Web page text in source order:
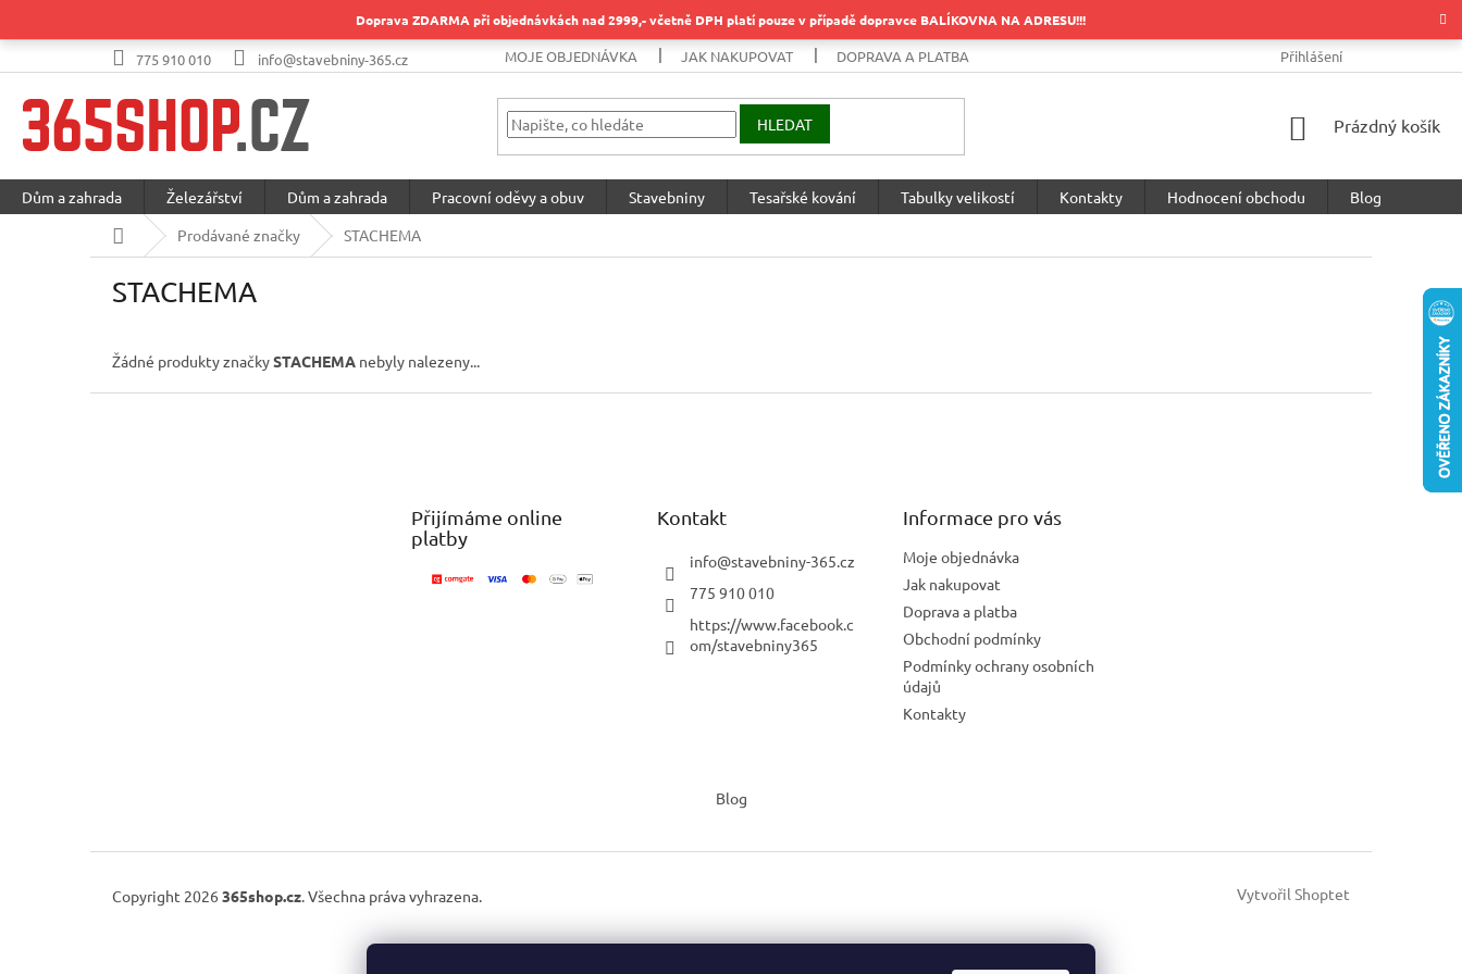
Doprava ZDARMA při objednávkách nad 2999,- včetně DPH platí pouze v případě dopravce BALÍKOVNA NA ADRESU!!!
775 910 010 info@stavebniny-365.cz MOJE OBJEDNÁVKA JAK NAKUPOVAT DOPRAVA A PLATBA PODMÍNKY OCHRANY OSOBNÍCH
Přihlášení
HLEDAT
NÁKUPNÍ
Prázdný košík
Dům a zahrada Železářství Dům a zahrada Pracovní oděvy a obuv Stavebniny Tesařské kování Tabulky velikostí Kontakty Hodnocení obchodu
Blog
Domů
Prodávané značky STACHEMA
STACHEMA
Žádné produkty značkySTACHEMA nebyly nalezeny...
Přijímáme online
platby
Kontakt
info@stavebniny-365.cz
775 910 010
https://www.facebook.c
om/stavebniny365
Informace pro vás
Moje objednávka
Jak nakupovat
Doprava a platba
Obchodní podmínky
Podmínky ochrany osobních
údajů
Kontakty
Blog
Vytvořil Shoptet
Copyright 2026 365shop.cz. Všechna práva vyhrazena.